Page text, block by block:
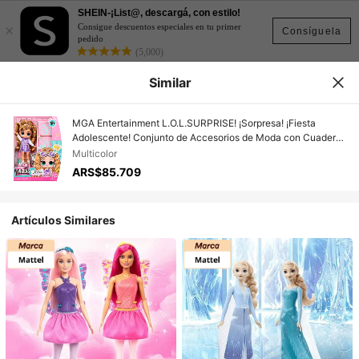
Consíguela
×
SHEIN-¡List@, descargá, con estilo!
Consigue descuentos especiales en tu primer
pedido
(5,000)
Similar
MGA Entertainment L.O.L.SURPRISE! ¡Sorpresa! ¡Fiesta
Adolescente! Conjunto de Accesorios de Moda con Cuaderno
- Colecciona los 4 Estilos, Jugable para Edades 3+ (1 Set) por
MGA
Multicolor
ARS$85.709
Artículos Similares